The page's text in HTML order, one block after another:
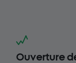
Ouverture